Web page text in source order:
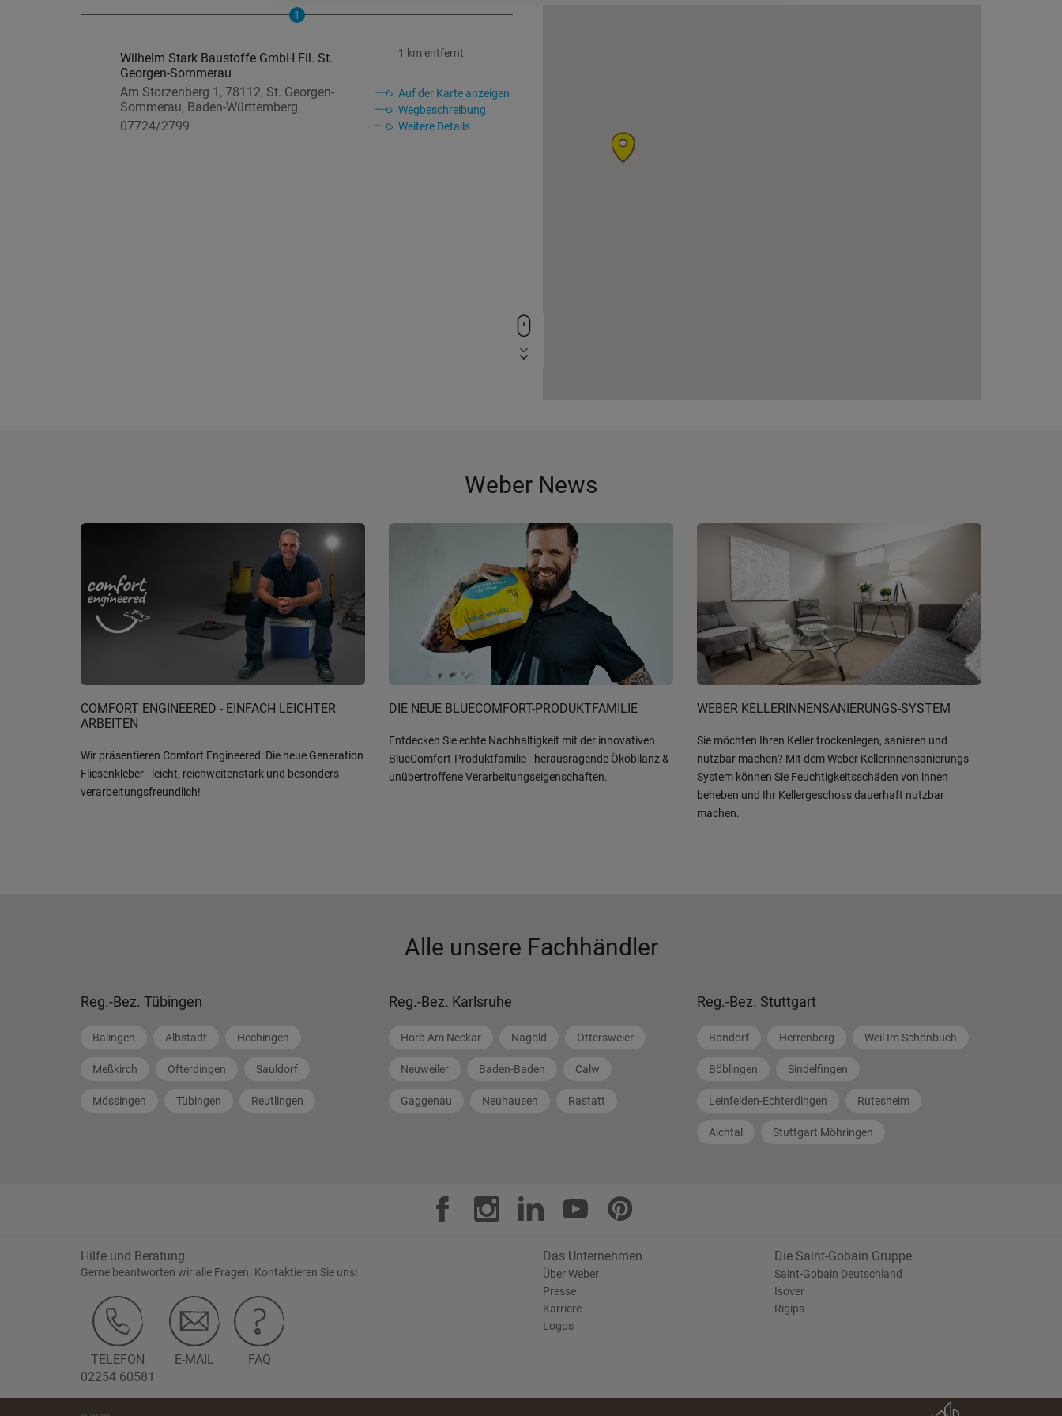
1
Wilhelm Stark Baustoffe GmbH Fil. St.
Georgen-Sommerau
Am Storzenberg 1, 78112, St. Georgen-
Sommerau, Baden-Württemberg
07724/2799
1 km entfernt
Auf der Karte anzeigen
Wegbeschreibung
Weitere Details
Weber News
COMFORT ENGINEERED - EINFACH LEICHTER
ARBEITEN
Wir präsentieren Comfort Engineered: Die neue Generation
Fliesenkleber - leicht, reichweitenstark und besonders
verarbeitungsfreundlich!
DIE NEUE BLUECOMFORT-PRODUKTFAMILIE
Entdecken Sie echte Nachhaltigkeit mit der innovativen
BlueComfort-Produktfamilie - herausragende Ökobilanz &
unübertroffene Verarbeitungseigenschaften.
WEBER KELLERINNENSANIERUNGS-SYSTEM
Sie möchten Ihren Keller trockenlegen, sanieren und
nutzbar machen? Mit dem Weber Kellerinnensanierungs-
System können Sie Feuchtigkeitsschäden von innen
beheben und Ihr Kellergeschoss dauerhaft nutzbar
machen.
Alle unsere Fachhändler
Reg.-Bez. Tübingen
Balingen Albstadt Hechingen
Meßkirch Ofterdingen Sauldorf
Mössingen Tübingen Reutlingen
Reg.-Bez. Karlsruhe
Horb Am Neckar Nagold Ottersweier
Neuweiler Baden-Baden Calw
Gaggenau Neuhausen Rastatt
Reg.-Bez. Stuttgart
Bondorf Herrenberg Weil Im Schönbuch
Böblingen Sindelfingen
Leinfelden-Echterdingen Rutesheim
Aichtal Stuttgart Möhringen
Hilfe und Beratung
Gerne beantworten wir alle Fragen. Kontaktieren Sie uns!
TELEFON
02254 60581
E-MAIL FAQ
Das Unternehmen
Über Weber
Presse
Karriere
Logos
Die Saint-Gobain Gruppe
Saint-Gobain Deutschland
Isover
Rigips